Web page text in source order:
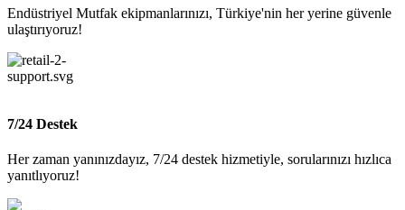
Endüstriyel Mutfak ekipmanlarınızı, Türkiye'nin her yerine güvenle
ulaştırıyoruz!
7/24 Destek
Her zaman yanınızdayız, 7/24 destek hizmetiyle, sorularınızı hızlıca
yanıtlıyoruz!